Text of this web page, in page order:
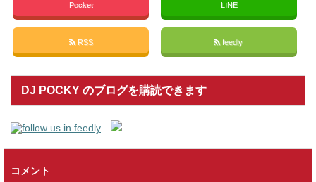
Pocket LINE
RSS feedly
DJ POCKY のブログを購読できます
コメント